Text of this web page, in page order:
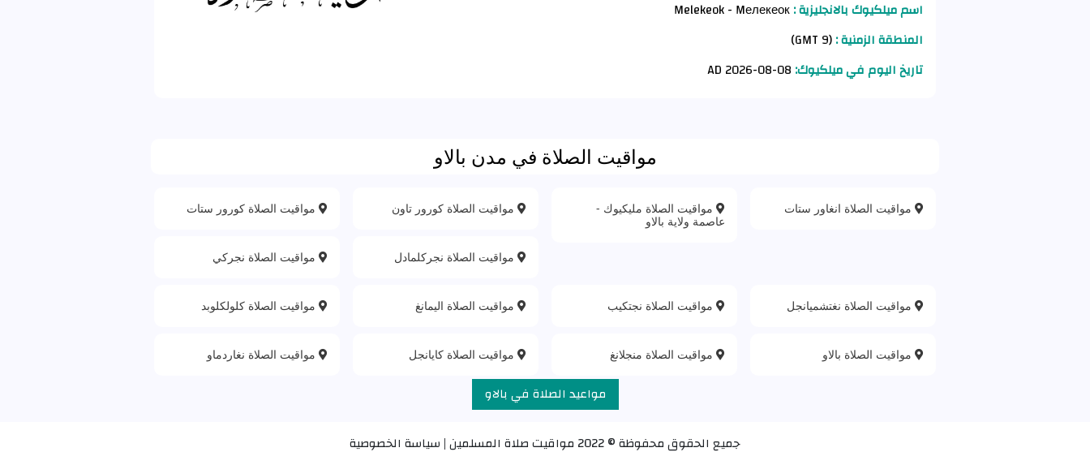
اسم ميلكيوك بالانجليزية :
المنطقة الزمنية :(GMT 9)
تاريخ اليوم في ميلكيوك:
مواقيت الصلاة في مدن بالاو
مواقيت الصلاة انغاور ستات
مواقيت الصلاة مليكيوك -
عاصمة ولاية بالاو
مواقيت الصلاة كورور تاون مواقيت الصلاة كورور ستات
مواقيت الصلاة نجركلمادل مواقيت الصلاة نجركي
مواقيت الصلاة نغتشميانجل مواقيت الصلاة نجتكيب مواقيت الصلاة اليمانغ مواقيت الصلاة كلولكلوبد
مواقيت الصلاة بالاو مواقيت الصلاة منجلانغ مواقيت الصلاة كايانجل مواقيت الصلاة نغاردماو
مواعيد الصلاة في بالاو
جميع الحقوق محفوظة © 2022 مواقيت صلاة المسلمين| سياسة الخصوصية